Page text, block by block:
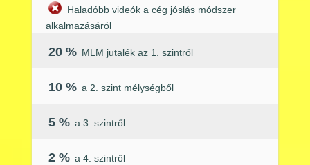
Haladóbb videók a cég jóslás módszer
alkalmazásáról
20 % MLM jutalék az 1. szintről
10 % a 2. szint mélységből
5 % a 3. szintről
2 % a 4. szintről